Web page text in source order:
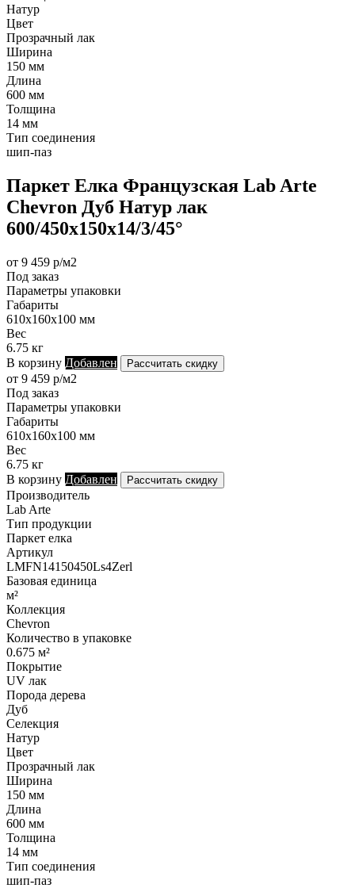
Натур
Цвет
Прозрачный лак
Ширина
150 мм
Длина
600 мм
Толщина
14 мм
Тип соединения
шип-паз
Паркет Елка Французская Lab Arte
Chevron Дуб Натур лак
600/450х150х14/3/45°
от 9 459 р/м2
Под заказ
Параметры упаковки
Габариты
610х160х100 мм
Вес
6.75 кг
В корзину Добавлен Рассчитать скидку
от 9 459 р/м2
Под заказ
Параметры упаковки
Габариты
610х160х100 мм
Вес
6.75 кг
В корзину Добавлен Рассчитать скидку
Производитель
Lab Arte
Тип продукции
Паркет елка
Артикул
LMFN14150450Ls4Zerl
Базовая единица
м²
Коллекция
Chevron
Количество в упаковке
0.675 м²
Покрытие
UV лак
Порода дерева
Дуб
Селекция
Натур
Цвет
Прозрачный лак
Ширина
150 мм
Длина
600 мм
Толщина
14 мм
Тип соединения
шип-паз